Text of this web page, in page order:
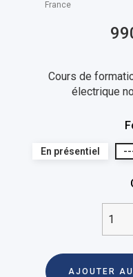
France
Cours de
électrique
En présentiel
AJOUTER